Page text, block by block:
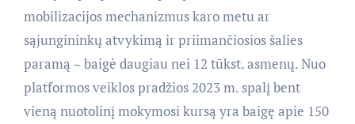
mobilizacijos mechanizmus karo metu ar
sąjungininkų atvykimą ir priimančiosios šalies
paramą – baigė daugiau nei 12 tūkst. asmenų. Nuo
platformos veiklos pradžios 2023 m. spalį bent
vieną nuotolinį mokymosi kursą yra baigę apie 150